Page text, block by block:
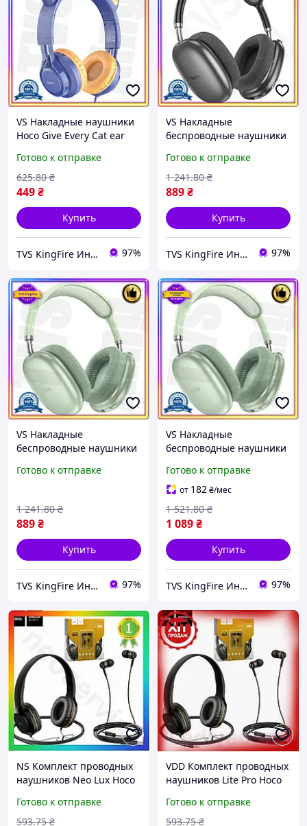
VS Накладные наушники
Hoco Give Every Cat ear
джеком 3,5 мм для
музыки и игр закрытые
32T8_V1
Готово к отправке
449₴
625.80 ₴
Купить
TVS KingFire Интернет магазин 97%
VS Накладные
беспроводные наушники
Bluetooth 5.0 для музыки
и звонков с микроф
32T8_V1
Готово к отправке
889₴
1 241.80 ₴
Купить
TVS KingFire Интернет магазин 97%
VS Накладные
беспроводные наушники
5.0 для музыки и звонков
Готово к отправке
889₴
1 241.80 ₴
Купить
TVS KingFire Интернет магазин 97%
VS Накладные
беспроводные наушники
Bluetooth 5.0 для музыки
и звонков комфортные
блю 32T8_V1
Готово к отправке
от 182₴/мес
1 089₴
1 521.80 ₴
Купить
TVS KingFire Интернет магазин 97%
NS Комплект проводных
наушников Neo Lux Hoco
черные с золотым
гарнитура для музы
Готово к отправке
593.75 ₴
VDD Комплект проводных
наушников Lite Pro Hoco
черные с золотым
гарнитура для муз VDD11-
Готово к отправке
593.75 ₴